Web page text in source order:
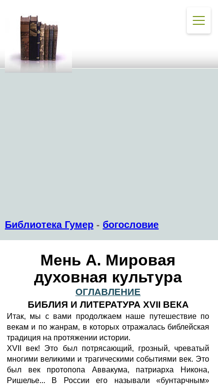
Библиотека Гумер - богословие
Мень А. Мировая
духовная культура
ОГЛАВЛЕНИЕ
БИБЛИЯ И ЛИТЕРАТУРА XVII ВЕКА
Итак, мы с вами продолжаем наше путешествие по
векам и по жанрам, в которых отражалась библейская
традиция на протяжении истории.
XVII век! Это был потрясающий, грозный, чреватый
многими великими и трагическими событиями век. Это
был век протопопа Аввакума, патриарха Никона,
Ришелье... В России его называли «бунтарчным»